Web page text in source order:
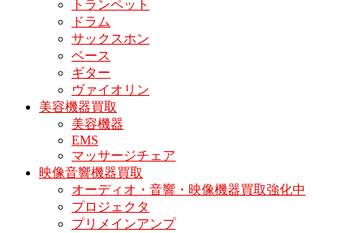
トランペット
ドラム
サックスホン
ベース
ギター
ヴァイオリン
美容機器買取
美容機器
EMS
マッサージチェア
映像音響機器買取
オーディオ・音響・映像機器買取強化中
プロジェクタ
プリメインアンプ